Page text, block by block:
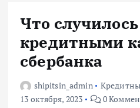
Что случилось
кредитными
сбербанка
shipitsin_admin
13 октября, 2023
0